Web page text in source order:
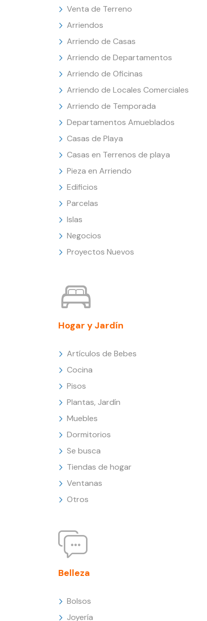
Venta de Terreno
Arriendos
Arriendo de Casas
Arriendo de Departamentos
Arriendo de Oficinas
Arriendo de Locales Comerciales
Arriendo de Temporada
Departamentos Amueblados
Casas de Playa
Casas en Terrenos de playa
Pieza en Arriendo
Edificios
Parcelas
Islas
Negocios
Proyectos Nuevos
Hogar y Jardín
Artículos de Bebes
Cocina
Pisos
Plantas, Jardín
Muebles
Dormitorios
Se busca
Tiendas de hogar
Ventanas
Otros
Belleza
Bolsos
Joyería